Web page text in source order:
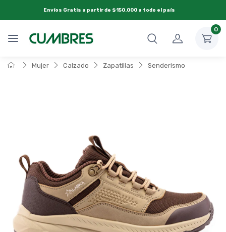
Envíos Gratis a partir de $150.000 a todo el país
0
Mujer Calzado Zapatillas Senderismo